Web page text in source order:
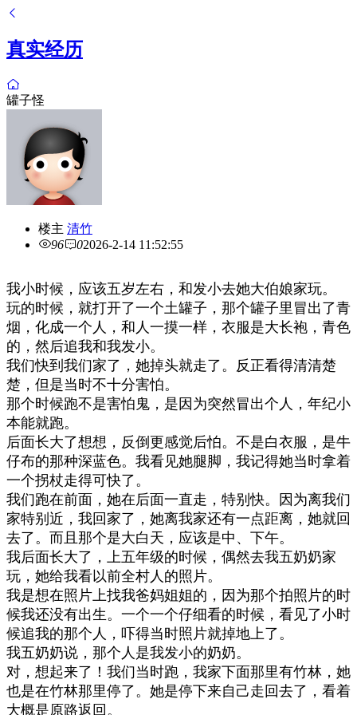
真实经历
罐子怪
楼主 清竹
96
02026-2-14 11:52:55
我小时候，应该五岁左右，和发小去她大伯娘家玩。
玩的时候，就打开了一个土罐子，那个罐子里冒出了青
烟，化成一个人，和人一摸一样，衣服是大长袍，青色
的，然后追我和我发小。
我们快到我们家了，她掉头就走了。反正看得清清楚
楚，但是当时不十分害怕。
那个时候跑不是害怕鬼，是因为突然冒出个人，年纪小
本能就跑。
后面长大了想想，反倒更感觉后怕。不是白衣服，是牛
仔布的那种深蓝色。我看见她腿脚，我记得她当时拿着
一个拐杖走得可快了。
我们跑在前面，她在后面一直走，特别快。因为离我们
家特别近，我回家了，她离我家还有一点距离，她就回
去了。而且那个是大白天，应该是中、下午。
我后面长大了，上五年级的时候，偶然去我五奶奶家
玩，她给我看以前全村人的照片。
我是想在照片上找我爸妈姐姐的，因为那个拍照片的时
候我还没有出生。一个一个仔细看的时候，看见了小时
候追我的那个人，吓得当时照片就掉地上了。
我五奶奶说，那个人是我发小的奶奶。
对，想起来了！我们当时跑，我家下面那里有竹林，她
也是在竹林那里停了。她是停下来自己走回去了，看着
大概是原路返回。